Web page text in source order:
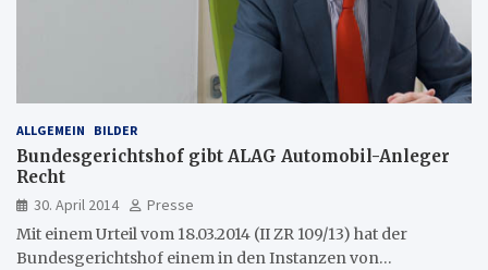
ALLGEMEIN BILDER
Bundesgerichtshof gibt ALAG Automobil-Anleger
Recht
30. April 2014
Presse
Mit einem Urteil vom 18.03.2014 (II ZR 109/13) hat der
Bundesgerichtshof einem in den Instanzen von…